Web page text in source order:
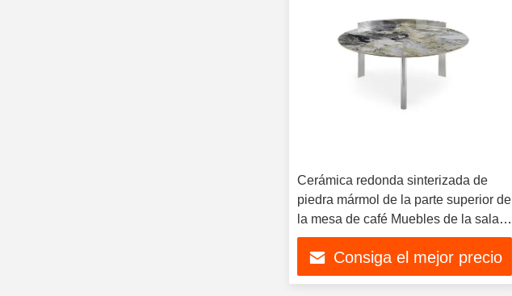
Cerámica redonda sinterizada de
piedra mármol de la parte superior de
la mesa de café Muebles de la sala
de estar Mesa de té
Consiga el mejor precio